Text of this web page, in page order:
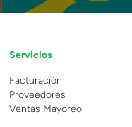
Servicios
Facturación
Proveedores
Ventas Mayoreo